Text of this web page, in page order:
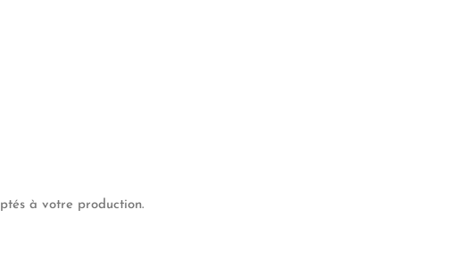
à votre production.